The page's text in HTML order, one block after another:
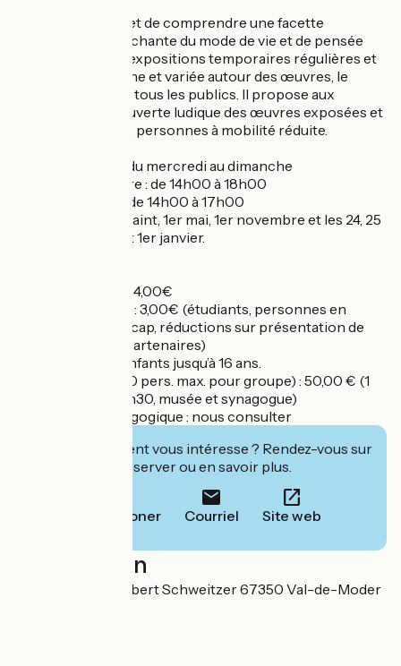
Cette visite permet de comprendre une facette
importante et touchante du mode de vie et de pensée
d'antan. Avec ses expositions temporaires régulières et
une animation riche et variée autour des œuvres, le
musée s'adresse à tous les publics. Il propose aux
enfants une découverte ludique des œuvres exposées et
offre un accès aux personnes à mobilité réduite.
Horaires : ouvert du mercredi au dimanche
de mai à septembre : de 14h00 à 18h00
d'octobre à avril : de 14h00 à 17h00
Fermé Vendredi Saint, 1er mai, 1er novembre et les 24, 25
et 26 décembre et 1er janvier.
Entrée plein tarif : 4,00€
Entrée tarif réduit : 3,00€ (étudiants, personnes en
situation de handicap, réductions sur présentation de
guides ou cartes partenaires)
Gratuit pour les enfants jusqu’à 16 ans.
Forfait guidage (20 pers. max. pour groupe) : 50,00 € (1
heure), 75,00 € (1h30, musée et synagogue)
Forfait visite pédagogique : nous consulter
Cet établissement vous intéresse ? Rendez-vous sur
leur site pour réserver ou en savoir plus.
Téléphoner Courriel Site web
Localisation
24 rue Docteur Albert Schweitzer 67350 Val-de-Moder